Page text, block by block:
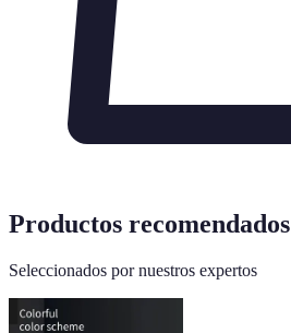
Productos recomendados
Seleccionados por nuestros expertos